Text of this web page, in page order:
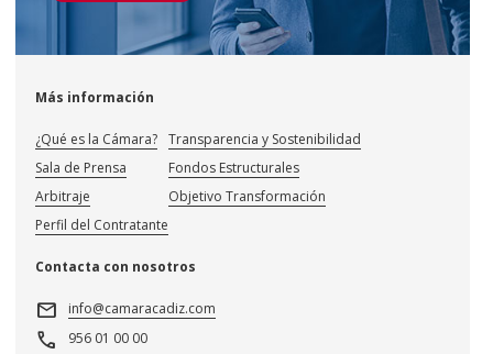
Más información
¿Qué es la Cámara?
Sala de Prensa
Arbitraje
Perfil del Contratante
Transparencia y Sostenibilidad
Fondos Estructurales
Objetivo Transformación
Contacta con nosotros
mail info@camaracadiz.com
call 956 01 00 00